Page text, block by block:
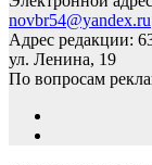
novbr54@yandex.ru
Адрес редакции:
ул. Ленина, 19
По вопросам